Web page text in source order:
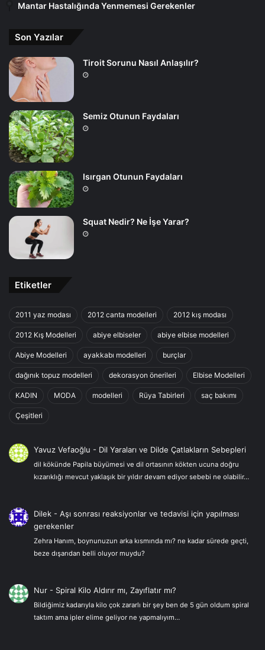
Mantar Hastalığında Yenmemesi Gerekenler
Son Yazılar
Tiroit Sorunu Nasıl Anlaşılır?
Semiz Otunun Faydaları
Isırgan Otunun Faydaları
Squat Nedir? Ne İşe Yarar?
Etiketler
2011 yaz modası 2012 canta modelleri 2012 kış modası
2012 Kış Modelleri abiye elbiseler abiye elbise modelleri
Abiye Modelleri ayakkabı modelleri burçlar
dağınık topuz modelleri dekorasyon önerileri Elbise Modelleri
KADIN MODA modelleri Rüya Tabirleri saç bakımı
Çeşitleri
Yavuz Vefaoğlu - Dil Yaraları ve Dilde Çatlakların Sebepleri
dil kökünde Papila büyümesi ve dil ortasının kökten ucuna doğru
kızarıklığı mevcut yaklaşık bir yıldır devam ediyor sebebi ne olabilir…
Dilek -Aşı sonrası reaksiyonlar ve tedavisi için yapılması
gerekenler
Zehra Hanım, boynunuzun arka kısmında mı? ne kadar sürede geçti,
beze dışarıdan belli oluyor muydu?
Nur - Spiral Kilo Aldırır mı, Zayıflatır mı?
Bildiğimiz kadarıyla kilo çok zararlı bir şey ben de 5 gün oldum spiral
taktım ama ipler elime geliyor ne yapmalıyım…